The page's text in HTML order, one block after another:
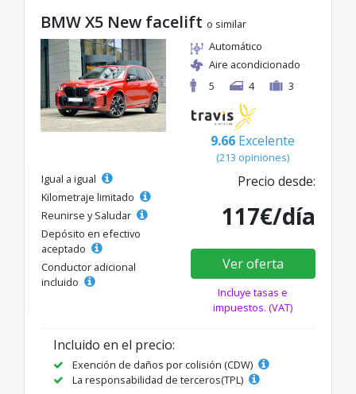
BMW X5 New facelift o similar
Automático
Aire acondicionado
5
4 3
9.66 Excelente
(213 opiniones)
Igual a igual
Kilometraje limitado
Reunirse y Saludar
Depósito en efectivo
aceptado
Conductor adicional
incluido
Precio desde:
117€/día
Ver oferta
Incluye tasas e
impuestos. (VAT)
Incluido en el precio:
Exención de daños por colisión (CDW)
La responsabilidad de terceros(TPL)